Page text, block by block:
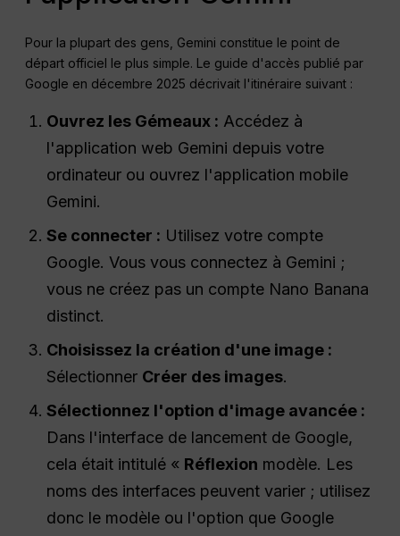
Pour la plupart des gens, Gemini constitue le point de
départ officiel le plus simple. Le guide d'accès publié par
Google en décembre 2025 décrivait l'itinéraire suivant :
Ouvrez les Gémeaux : Accédez à
l'application web Gemini depuis votre
ordinateur ou ouvrez l'application mobile
Gemini.
Se connecter : Utilisez votre compte
Google. Vous vous connectez à Gemini ;
vous ne créez pas un compte Nano Banana
distinct.
Choisissez la création d'une image :
Sélectionner Créer des images.
Sélectionnez l'option d'image avancée :
Dans l'interface de lancement de Google,
cela était intitulé « Réflexion modèle. Les
noms des interfaces peuvent varier ; utilisez
donc le modèle ou l'option que Google